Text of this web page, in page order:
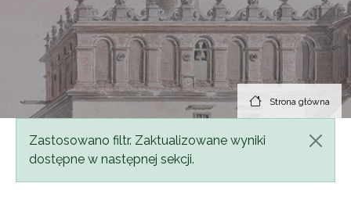
Strona główna
Komunikat
Zastosowano filtr. Zaktualizowane wyniki
dostępne w następnej sekcji.